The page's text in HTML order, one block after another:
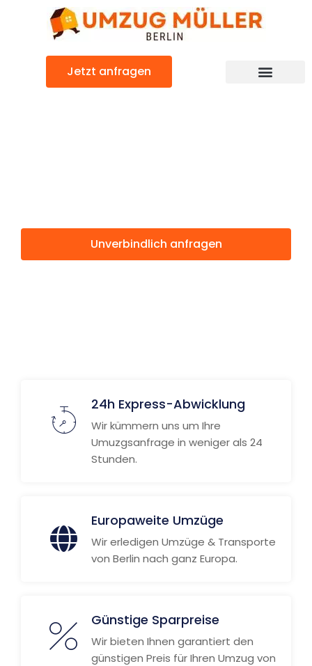
Jetzt anfragen
Unverbindlich anfragen
24h Express-Abwicklung
Wir kümmern uns um Ihre
Umuzgsanfrage in weniger als 24
Stunden.
Europaweite Umzüge
Wir erledigen Umzüge & Transporte
von Berlin nach ganz Europa.
Günstige Sparpreise
Wir bieten Ihnen garantiert den
günstigen Preis für Ihren Umzug von